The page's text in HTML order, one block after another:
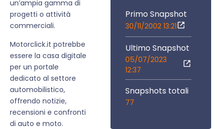
un’ampia gamma di
progetti o attività
commerciali.
Motorclick.it potrebbe
essere la casa digitale
per un portale
dedicato al settore
automobilistico,
offrendo notizie,
recensioni e confronti
di auto e moto.
Primo Snapshot
30/11/2002 13:21
Ultimo Snapshot
05/07/2023
12:37
Snapshots totali
77